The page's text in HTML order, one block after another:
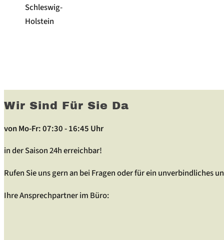
Schleswig-
Holstein
Wir Sind Für Sie Da
von Mo-Fr: 07:30 - 16:45 Uhr
in der Saison 24h erreichbar!
Rufen Sie uns gern an bei Fragen oder für ein unverbindliches
Ihre Ansprechpartner im Büro: